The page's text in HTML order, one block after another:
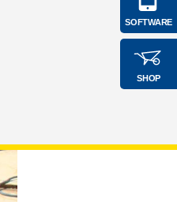
SOFTWARE
SHOP